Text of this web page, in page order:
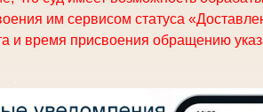
им сервисом статуса
и время присвоения обращению